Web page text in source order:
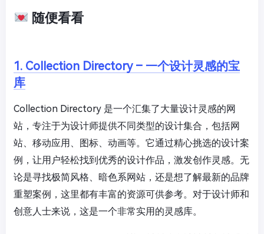
随便看看
1. Collection Directory – 一个设计灵感的宝
库
Collection Directory 是一个汇集了大量设计灵感的网
站，专注于为设计师提供不同类型的设计集合，包括网
站、移动应用、图标、动画等。它通过精心挑选的设计案
例，让用户轻松找到优秀的设计作品，激发创作灵感。无
论是寻找极简风格、暗色系网站，还是想了解最新的品牌
重塑案例，这里都有丰富的资源可供参考。对于设计师和
创意人士来说，这是一个非常实用的灵感库。